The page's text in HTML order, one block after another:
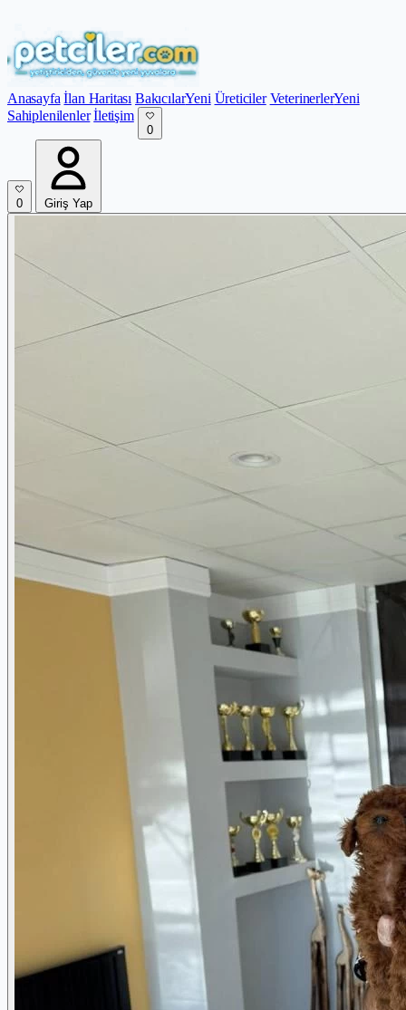
Anasayfa İlan Haritası BakıcılarYeni Üreticiler VeterinerlerYeni
Sahiplenilenler İletişim
0
0 Giriş Yap